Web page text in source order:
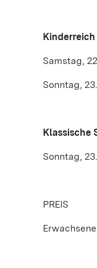
Samstag,
Sonntag,
Klassische
Sonntag,
PREIS